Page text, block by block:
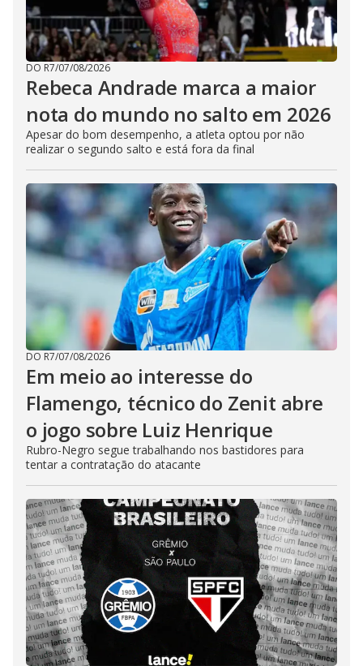
DO R7/07/08/2026
Rebeca Andrade marca a maior
nota do mundo no salto em 2026
Apesar do bom desempenho, a atleta optou por não
realizar o segundo salto e está fora da final
DO R7/07/08/2026
Em meio ao interesse do
Flamengo, técnico do Zenit abre
o jogo sobre Luiz Henrique
Rubro-Negro segue trabalhando nos bastidores para
tentar a contratação do atacante